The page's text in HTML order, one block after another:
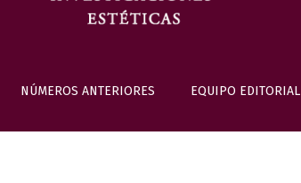
NÚMEROS ANTERIORES EQUIPO EDITORIAL